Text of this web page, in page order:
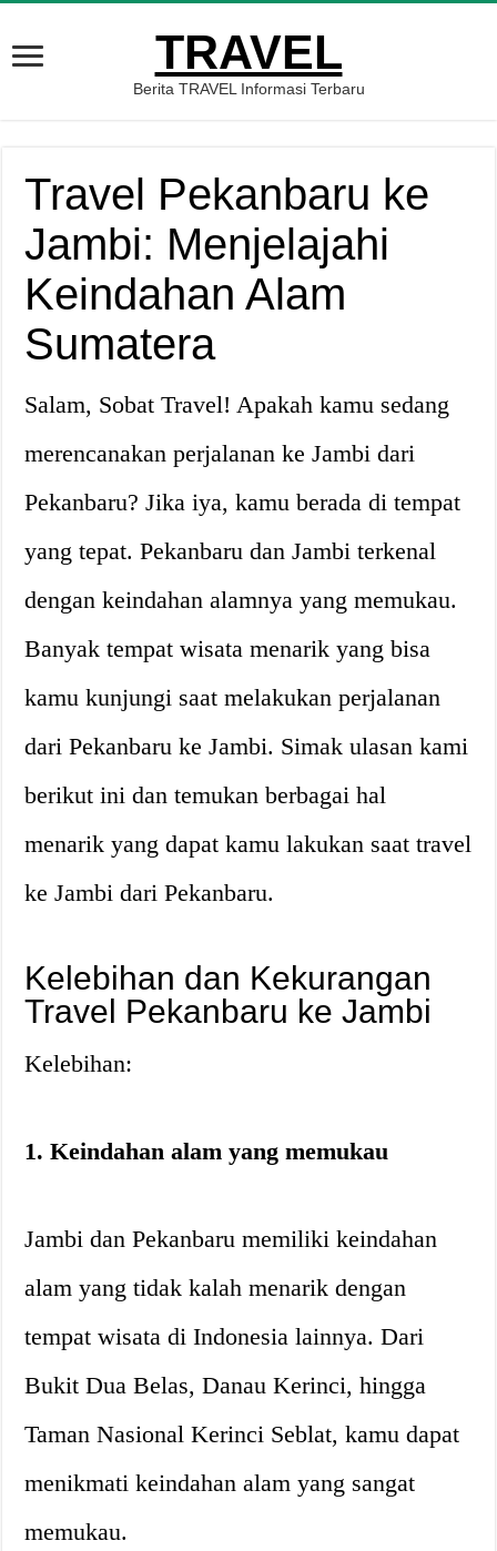
TRAVEL
Berita TRAVEL Informasi Terbaru
Travel Pekanbaru ke
Jambi: Menjelajahi
Keindahan Alam
Sumatera
Salam, Sobat Travel! Apakah kamu sedang
merencanakan perjalanan ke Jambi dari
Pekanbaru? Jika iya, kamu berada di tempat
yang tepat. Pekanbaru dan Jambi terkenal
dengan keindahan alamnya yang memukau.
Banyak tempat wisata menarik yang bisa
kamu kunjungi saat melakukan perjalanan
dari Pekanbaru ke Jambi. Simak ulasan kami
berikut ini dan temukan berbagai hal
menarik yang dapat kamu lakukan saat travel
ke Jambi dari Pekanbaru.
Kelebihan dan Kekurangan
Travel Pekanbaru ke Jambi
Kelebihan:
1. Keindahan alam yang memukau
Jambi dan Pekanbaru memiliki keindahan
alam yang tidak kalah menarik dengan
tempat wisata di Indonesia lainnya. Dari
Bukit Dua Belas, Danau Kerinci, hingga
Taman Nasional Kerinci Seblat, kamu dapat
menikmati keindahan alam yang sangat
memukau.